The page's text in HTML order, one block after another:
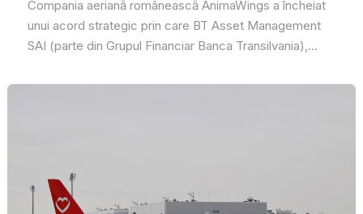
Compania aeriană românească AnimaWings a încheiat
unui acord strategic prin care BT Asset Management
SAI (parte din Grupul Financiar Banca Transilvania),...